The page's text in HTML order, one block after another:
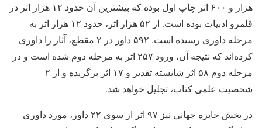
هزار و ۶۰۰ اثر چاپ اول بوده که بیشترین آن حدود ۱۲ هزار اثر در
قلمرو ادبیات بوده است. از ۵۲ هزار اثر، حدود ۱۲ هزار اثر به
مرحله داوری رسیده است. ۵۹۲ داور در ۲ مقطع، آثار را داوری
کرده‌اند که نتیجه آن، ورود ۲۵۷ اثر به مرحله دوم شده است و در
مرحله دوم ۵۸ اثر شایسته تقدیر و ۱۷ اثر برگزیده و از ۲
شخصیت علمی کتاب، تجلیل خواهد شد.
در بخش جایزه جهانی نیز ۹۷ اثر از سوی ۲۲ داور، مورد داوری